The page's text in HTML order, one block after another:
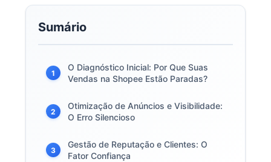
Sumário
1
O Diagnóstico Inicial: Por Que Suas
Vendas na Shopee Estão Paradas?
2
Otimização de Anúncios e Visibilidade:
O Erro Silencioso
3
Gestão de Reputação e Clientes: O
Fator Confiança